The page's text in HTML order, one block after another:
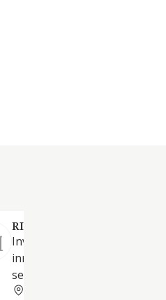
RIBADA SOCIEDAD
Inversores inmobiliarios
inmuebles negocios locales y
servicios jurídicos